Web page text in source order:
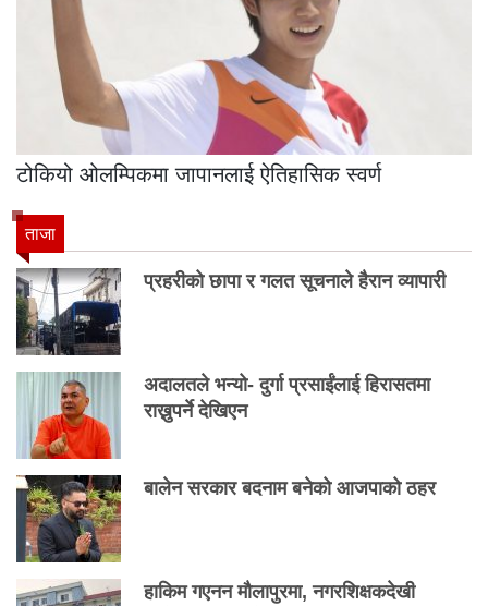
टोकियो ओलम्पिकमा जापानलाई ऐतिहासिक स्वर्ण
ताजा
प्रहरीको छापा र गलत सूचनाले हैरान व्यापारी
अदालतले भन्यो- दुर्गा प्रसाईंलाई हिरासतमा
राख्नुपर्ने देखिएन
बालेन सरकार बदनाम बनेको आजपाको ठहर
हाकिम गएनन मौलापुरमा, नगरशिक्षकदेखी